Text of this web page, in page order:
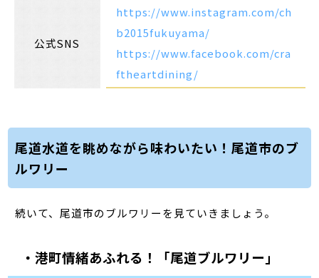
公式SNS
https://www.instagram.com/ch
b2015fukuyama/
https://www.facebook.com/cra
ftheartdining/
尾道水道を眺めながら味わいたい！尾道市のブ
ルワリー
続いて、尾道市のブルワリーを見ていきましょう。
・港町情緒あふれる！「尾道ブルワリー」